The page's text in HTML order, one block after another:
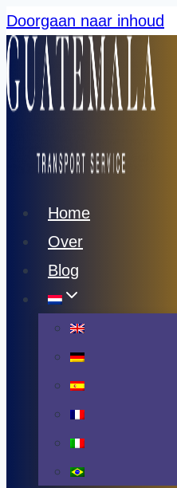
Doorgaan naar inhoud
Home
Over
Blog